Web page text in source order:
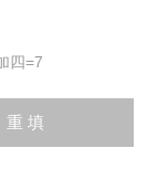
四=7